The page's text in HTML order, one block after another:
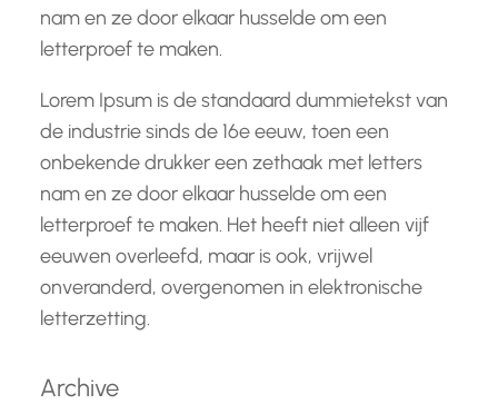
nam en ze door elkaar husselde om een
letterproef te maken.
Lorem Ipsum is de standaard dummietekst van
de industrie sinds de 16e eeuw, toen een
onbekende drukker een zethaak met letters
nam en ze door elkaar husselde om een
letterproef te maken. Het heeft niet alleen vijf
eeuwen overleefd, maar is ook, vrijwel
onveranderd, overgenomen in elektronische
letterzetting.
Archive